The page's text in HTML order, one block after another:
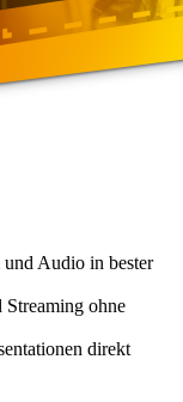
Audio in bester
ohne
direkt